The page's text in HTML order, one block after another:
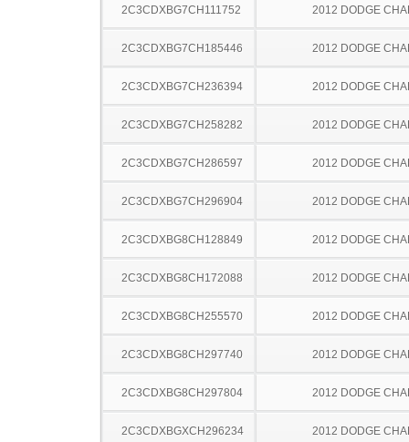
2C3CDXBG7CH111752 2012 DODGE
2C3CDXBG7CH185446 2012 DODGE
2C3CDXBG7CH236394 2012 DODGE
2C3CDXBG7CH258282 2012 DODGE
2C3CDXBG7CH286597 2012 DODGE
2C3CDXBG7CH296904 2012 DODGE
2C3CDXBG8CH128849 2012 DODGE
2C3CDXBG8CH172088 2012 DODGE
2C3CDXBG8CH255570 2012 DODGE
2C3CDXBG8CH297740 2012 DODGE
2C3CDXBG8CH297804 2012 DODGE
2C3CDXBGXCH296234 2012 DODGE